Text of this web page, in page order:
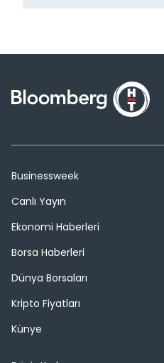
Businessweek
Canlı Yayın
Ekonomi Haberleri
Borsa Haberleri
Dünya Borsaları
Kripto Fiyatları
Künye